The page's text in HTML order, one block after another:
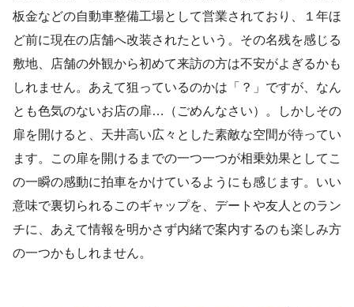
板金などの自動車整備工場として営業されており、１年ほ
ど前に現在の店舗へ改装されたという。その名残を感じる
敷地、店舗の外観から初めて来訪の方は不安がよぎるかも
しれません。あえて狙っているのかは「？」ですが、なん
とも色気のないお店の扉…（ごめんなさい）。しかしその
扉を開けると、天井高い広々とした素敵な空間が待ってい
ます。この扉を開けるまでの一つ一つが相乗効果としてこ
の一瞬の感動に拍車をかけているようにも感じます。いい
意味で裏切られるこのギャップを、デートや友人とのラン
チに、あえて情報を明かさず内緒で案内するのも楽しみ方
の一つかもしれません。